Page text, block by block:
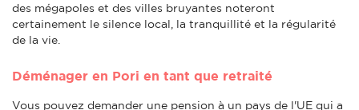
des mégapoles et des villes bruyantes noteront
certainement le silence local, la tranquillité et la régularité
de la vie.
Déménager en Pori en tant que retraité
Vous pouvez demander une pension à un pays de l'UE qui a